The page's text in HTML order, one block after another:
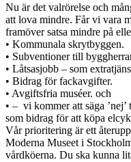
Nu är det valrörelse och
att lova mindre. Får vi vara
framöver satsa mindre på
• Kommunala skrytbyggen.
• Subventioner till
• Låtsasjobb – som
• Bidrag för fackavgifter.
• Avgiftsfria muséer. och
• – vi kommer att säga
som bidrag för att köpa
Vår prioritering är ett
Moderna Museet i
vårdköerna. Du ska kunna